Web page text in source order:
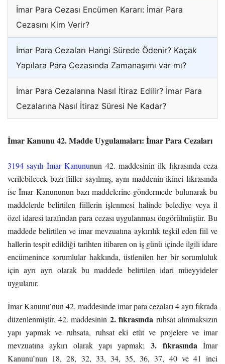
İmar Para Cezası Encümen Kararı: İmar Para
Cezasını Kim Verir?
İmar Para Cezaları Hangi Sürede Ödenir? Kaçak
Yapılara Para Cezasında Zamanaşımı var mı?
İmar Para Cezalarına Nasıl İtiraz Edilir? İmar Para
Cezalarına Nasıl İtiraz Süresi Ne Kadar?
İmar Kanunu 42. Madde Uygulamaları: İmar Para Cezaları
3194 sayılı İmar Kanununun 42. maddesinin ilk fıkrasında ceza
verilebilecek bazı fiiller sayılmış, aynı maddenin ikinci fıkrasında
ise İmar Kanununun bazı maddelerine göndermede bulunarak bu
maddelerde belirtilen fiillerin işlenmesi halinde belediye veya il
özel idaresi tarafından para cezası uygulanması öngörülmüştür. Bu
maddede belirtilen ve imar mevzuatına aykırılık teşkil eden fiil ve
hallerin tespit edildiği tarihten itibaren on iş günü içinde ilgili idare
encümenince sorumlular hakkında, üstlenilen her bir sorumluluk
için ayrı ayrı olarak bu maddede belirtilen idari müeyyideler
uygulanır.
İmar Kanunu’nun 42. maddesinde imar para cezaları 4 ayrı fıkrada
düzenlenmiştir. 42. maddesinin 2. fıkrasında ruhsat alınmaksızın
yapı yapmak ve ruhsata, ruhsat eki etüt ve projelere ve imar
mevzuatına aykırı olarak yapı yapmak;3. fıkrasında İmar
Kanunu’nun 18, 28, 32, 33, 34, 35, 36, 37, 40 ve 41 inci